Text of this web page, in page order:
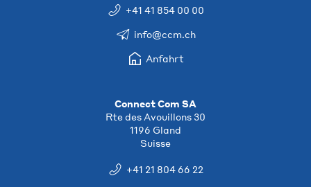
+41 41 854 00 00
info@ccm.ch
Anfahrt
Connect Com SA
Rte des Avouillons 30
1196 Gland
Suisse
+41 21 804 66 22